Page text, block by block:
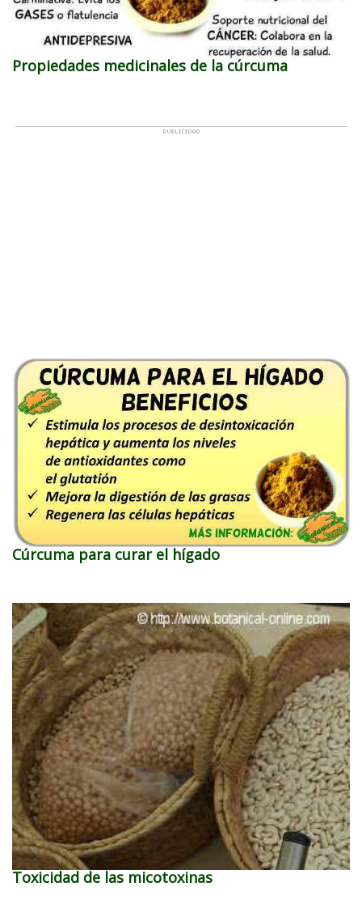
Propiedades medicinales de la cúrcuma
Cúrcuma para curar el hígado
Toxicidad de las micotoxinas